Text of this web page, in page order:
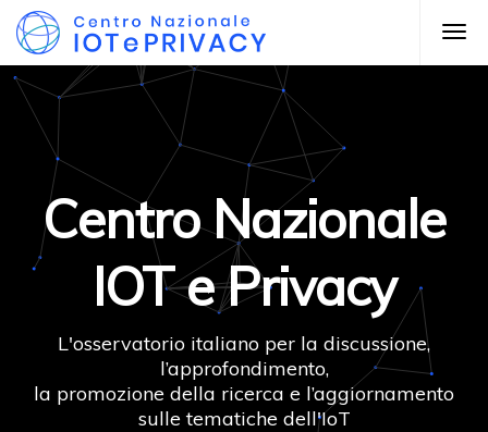
Centro Nazionale
IOT e Privacy
L'osservatorio italiano per la discussione,
l’approfondimento,
la promozione della ricerca e l’aggiornamento
sulle tematiche dell'IoT